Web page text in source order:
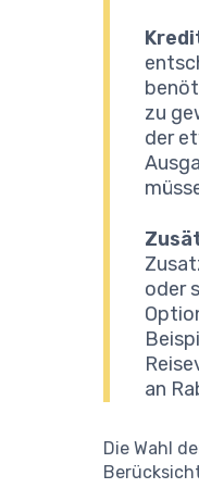
zu
der
oder
an
Die Wahl